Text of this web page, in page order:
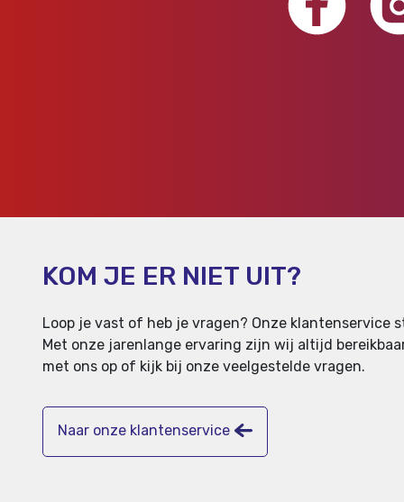
KOM JE ER NIET UIT?
Loop je vast of heb je vragen? Onze klantenservice
Met onze jarenlange ervaring zijn wij altijd
met ons op of kijk bij onze veelgestelde vragen.
Naar onze klantenservice